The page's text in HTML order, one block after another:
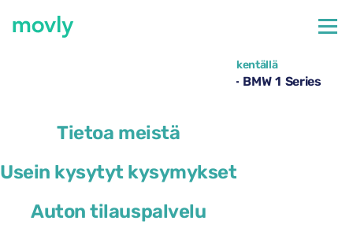
Tietoa meistä
Usein kysytyt kysymykset
Auton tilauspalvelu
Kaikki saatavilla olevat autot Faron lentokentällä
Autonvuokraus Faron lentoasemalla – BMW 1 Series